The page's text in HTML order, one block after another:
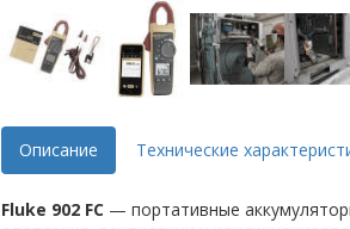
Описание Технические
Fluke 902 FC — портативные